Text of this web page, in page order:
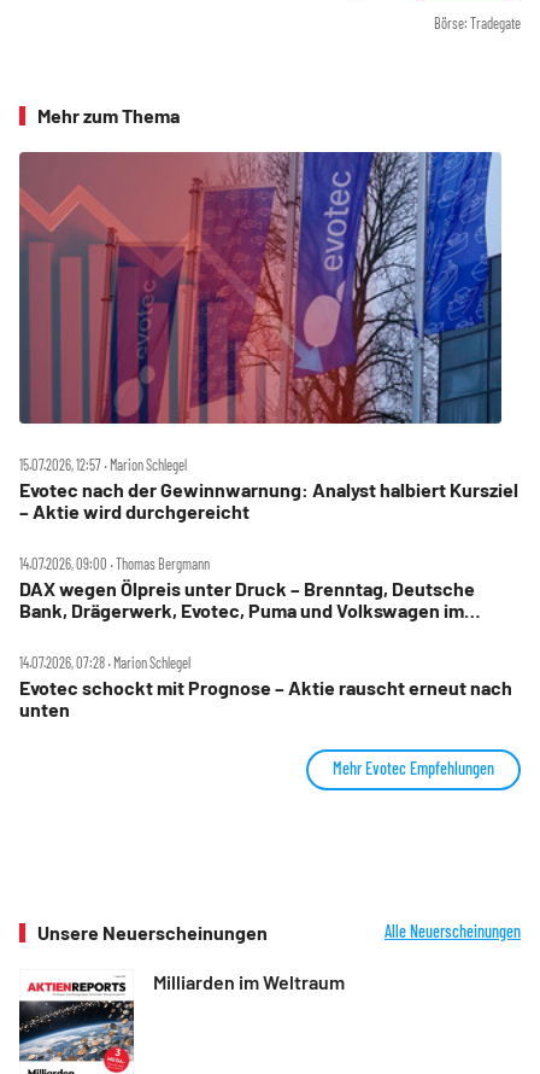
Börse: Tradegate
Mehr zum Thema
15.07.2026, 12:57 ‧ Marion Schlegel
Evotec nach der Gewinnwarnung: Analyst halbiert Kursziel
– Aktie wird durchgereicht
14.07.2026, 09:00 ‧ Thomas Bergmann
DAX wegen Ölpreis unter Druck – Brenntag, Deutsche
Bank, Drägerwerk, Evotec, Puma und Volkswagen im
14.07.2026, 07:28 ‧ Marion Schlegel
Evotec schockt mit Prognose – Aktie rauscht erneut nach
unten
Mehr Evotec Empfehlungen
Unsere Neuerscheinungen Alle Neuerscheinungen
Milliarden im Weltraum